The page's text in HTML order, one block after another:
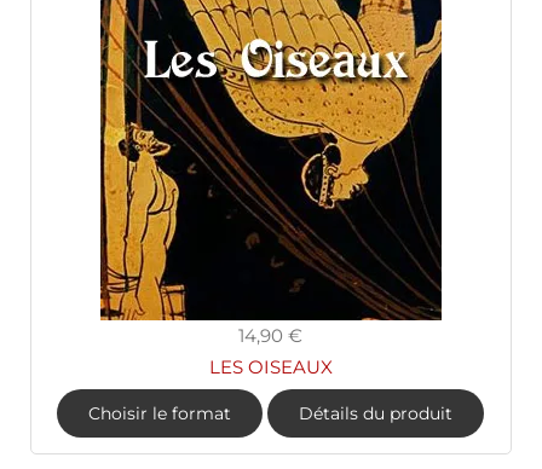
14,90 €
LES OISEAUX
Choisir le format Détails du produit